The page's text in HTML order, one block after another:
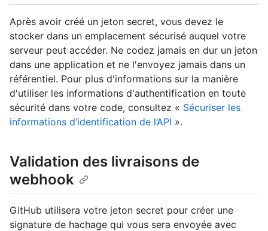
Après avoir créé un jeton secret, vous devez le
stocker dans un emplacement sécurisé auquel votre
serveur peut accéder. Ne codez jamais en dur un jeton
dans une application et ne l'envoyez jamais dans un
référentiel. Pour plus d'informations sur la manière
d'utiliser les informations d'authentification en toute
sécurité dans votre code, consultez « Sécuriser les
informations d’identification de l’API ».
Validation des livraisons de
webhook
GitHub utilisera votre jeton secret pour créer une
signature de hachage qui vous sera envoyée avec